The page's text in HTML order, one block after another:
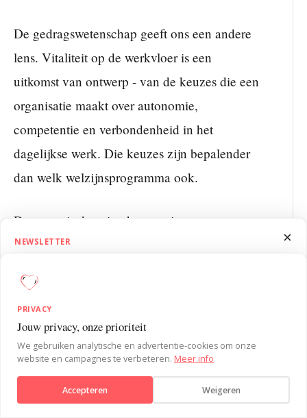
De gedragswetenschap geeft ons een andere
lens. Vitaliteit op de werkvloer is een
uitkomst van ontwerp - van de keuzes die een
organisatie maakt over autonomie,
competentie en verbondenheid in het
dagelijkse werk. Die keuzes zijn bepalender
dan welk welzijnsprogramma ook.
De vraag is dus niet: hoe motiveren we
mensen om vitaler te zijn? De vraag is: hoe
gedrag het makkelijkste pad is?
Dat begint met een goede analyse. En dat is
precies wat we bij SUE doen.
×
NEWSLETTER
Ontvang SUE’s 1.5 Minutes on Influence nieuwsbrief. Wekelijks korte,
invloedvaardigheden te versterken.
Aanmelden
PRIVACY
Jouw privacy, onze prioriteit
We gebruiken analytische en advertentie-cookies om onze
website en campagnes te verbeteren. Meer info
Accepteren Weigeren